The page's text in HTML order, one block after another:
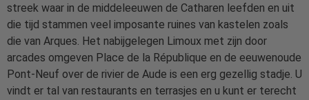
streek waar in de middeleeuwen de Catharen leefden en uit
die tijd stammen veel imposante ruines van kastelen zoals
die van Arques. Het nabijgelegen Limoux met zijn door
arcades omgeven Place de la République en de eeuwenoude
Pont-Neuf over de rivier de Aude is een erg gezellig stadje. U
vindt er tal van restaurants en terrasjes en u kunt er terecht